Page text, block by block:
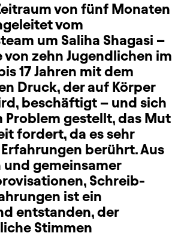
von fünf Monaten
vom
um Saliha Shagasi –
von zehn Jugendlichen im
17 Jahren mit dem
Druck, der auf Körper
beschäftigt – und sich
Problem gestellt, das Mut
fordert, da es sehr
berührt. Aus
und gemeinsamer
Schreib-
ist ein
entstanden, der
Stimmen